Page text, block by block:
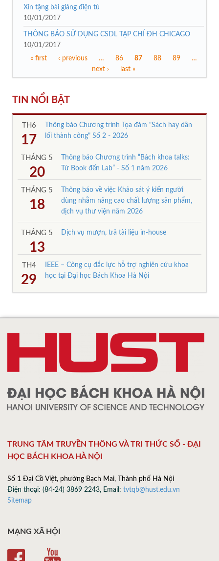
Xin tặng bài giảng điện tủ
10/01/2017
THÔNG BÁO SỬ DỤNG CSDL TẠP CHÍ ĐH CHICAGO
10/01/2017
Trang« first ‹ previous … 86 87 88 89
…
next ›
last »
TIN NỔI BẬT
TH6
17
Thông báo Chương trình Tọa đàm "Sách hay dẫn
lối thành công" Số 2 - 2026
THÁNG 5
20
Thông báo Chương trình “Bách khoa talks:
Từ Book đến Lab” - Số 1 năm 2026
THÁNG 5
18
Thông báo về việc Khảo sát ý kiến người
dùng nhằm nâng cao chất lượng sản phẩm,
dịch vụ thư viện năm 2026
THÁNG 5
13
Dịch vụ mượn, trả tài liệu in-house
TH4
29
IEEE – Công cụ đắc lực hỗ trợ nghiên cứu khoa
học tại Đại học Bách Khoa Hà Nội
TRUNG TÂM TRUYỀN THÔNG VÀ TRI THỨC SỐ - ĐẠI
HỌC BÁCH KHOA HÀ NỘI
Số 1 Đại Cồ Việt, phường Bạch Mai, Thành phố Hà Nội
Điện thoại: (84-24) 3869 2243, Email: tvtqb@hust.edu.vn
Sitemap
MẠNG XÃ HỘI